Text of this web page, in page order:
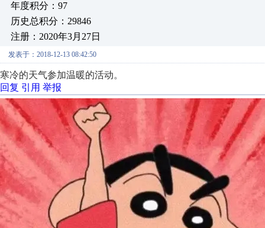
年度积分：97
历史总积分：29846
注册：2020年3月27日
发表于：2018-12-13 08:42:50
寒冷的天气参加温暖的活动。
回复 引用 举报